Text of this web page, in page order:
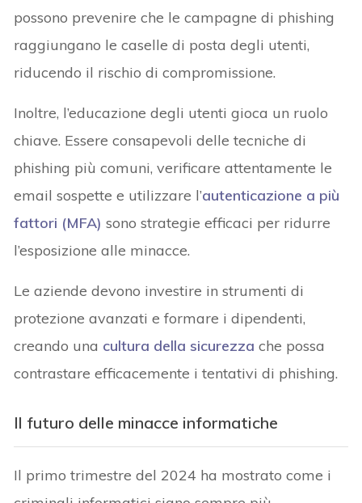
possono prevenire che le campagne di phishing
raggiungano le caselle di posta degli utenti,
riducendo il rischio di compromissione.
Inoltre, l’educazione degli utenti gioca un ruolo
chiave. Essere consapevoli delle tecniche di
phishing più comuni, verificare attentamente le
email sospette e utilizzare l’autenticazione a più
fattori (MFA) sono strategie efficaci per ridurre
l’esposizione alle minacce.
Le aziende devono investire in strumenti di
protezione avanzati e formare i dipendenti,
creando una cultura della sicurezza che possa
contrastare efficacemente i tentativi di phishing.
Il futuro delle minacce informatiche
Il primo trimestre del 2024 ha mostrato come i